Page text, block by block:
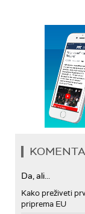
Da, ali...
Kako preživeti
priprema EU